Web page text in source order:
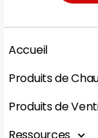
Accueil
Produits de
Produits de